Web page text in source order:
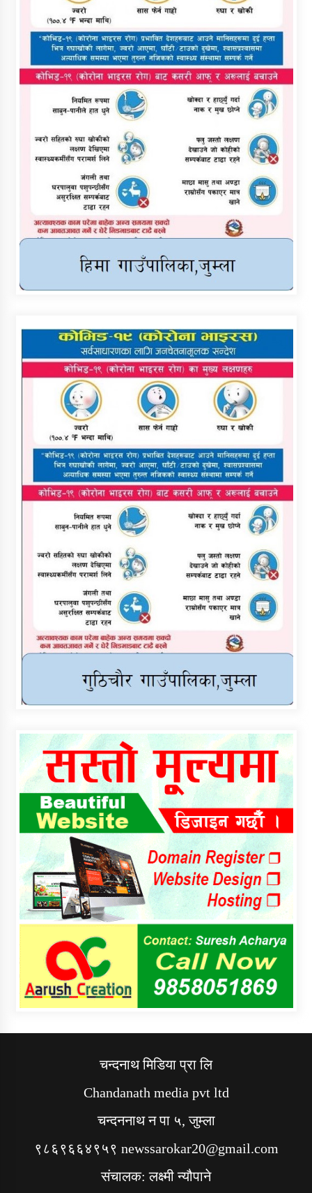
चन्दनाथ मिडिया प्रा लि
Chandanath media pvt ltd
चन्दननाथ न पा ५, जुम्ला
९८६९६६४९५९ newssarokar20@gmail.com
संचालक: लक्ष्मी न्यौपाने